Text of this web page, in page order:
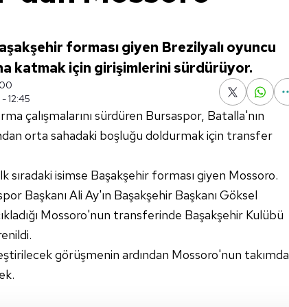
forması giyen Brezilyalı oyuncu
katmak için girişimlerini sürdürüyor.
12:45
çalışmalarını sürdüren Bursaspor, Batalla'nın
orta sahadaki boşluğu doldurmak için transfer
sıradaki isimse Başakşehir forması giyen Mossoro.
Başkanı Ali Ay'ın Başakşehir Başkanı Göksel
Mossoro'nun transferinde Başakşehir Kulübü
görüşmenin ardından Mossoro'nun takımda